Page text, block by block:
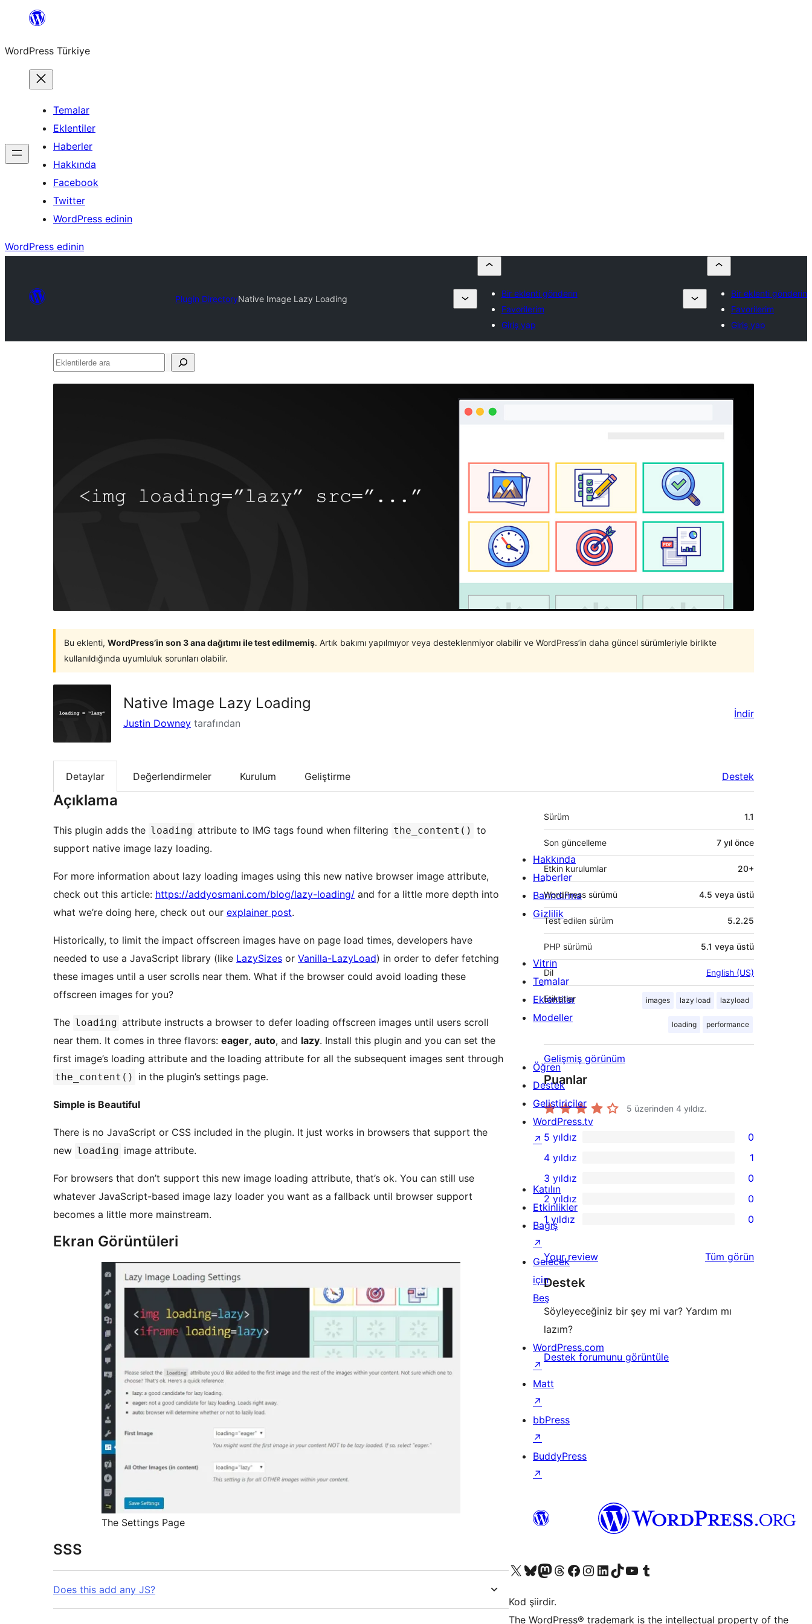
İçeriğe
WordPress Türkiye
Temalar
Eklentiler
Haberler
Hakkında
Facebook
Twitter
WordPress edinin
WordPress edinin
Plugin DirectoryNative Image Lazy Loading
Bir eklenti gönderin
Favorilerim
Giriş yap
Bir eklenti gönderin
Favorilerim
Giriş yap
Eklentilerde
Bu eklenti, WordPress’in son 3 ana dağıtımı ile test edilmemiş. Artık bakımı yapılmıyor veya desteklenmiyor olabilir ve WordPress’in daha güncel sürümleriyle birlikte
kullanıldığında uyumluluk sorunları olabilir.
Native Image Lazy Loading
Justin Downey tarafından
İndir
Detaylar Değerlendirmeler Kurulum Geliştirme Destek
Açıklama
This plugin adds the loading attribute to IMG tags found when filtering the_content() to
support native image lazy loading.
For more information about lazy loading images using this new native browser image attribute,
check out this article: https://addyosmani.com/blog/lazy-loading/ and for a little more depth into
what we’re doing here, check out our explainer post.
Historically, to limit the impact offscreen images have on page load times, developers have
needed to use a JavaScript library (like LazySizes or Vanilla-LazyLoad) in order to defer fetching
these images until a user scrolls near them. What if the browser could avoid loading these
offscreen images for you?
The loading attribute instructs a browser to defer loading offscreen images until users scroll
near them. It comes in three flavors: eager, auto, and lazy. Install this plugin and you can set the
first image’s loading attribute and the loading attribute for all the subsequent images sent through
the_content() in the plugin’s settings page.
Simple is Beautiful
There is no JavaScript or CSS included in the plugin. It just works in browsers that support the
new loading image attribute.
For browsers that don’t support this new image loading attribute, that’s ok. You can still use
whatever JavaScript-based image lazy loader you want as a fallback until browser support
becomes a little more mainstream.
Ekran Görüntüleri
The Settings Page
SSS
Does this add any JS?
Meta
Sürüm 1.1
Son güncelleme 7 yıl önce
Etkin kurulumlar 20+
WordPress sürümü 4.5 veya üstü
Test edilen sürüm 5.2.25
PHP sürümü 5.1 veya üstü
Dil English (US)
Etiketler images lazy load lazyload
loading performance
Gelişmiş görünüm
Puanlar
5 üzerinden 4 yıldız.
0
5
yıldızlı
inceleme
5 yıldız 0
4
yıldızlı
inceleme
4 yıldız 1
0
3
yıldızlı
3 yıldız 0
0
2
inceleme
2 yıldız 0
0
yıldızlı
inceleme
1 yıldız 0
Your review Tüm değerlendirmeleri
görün
Destek
Söyleyeceğiniz bir şey mi var? Yardım mı
lazım?
Destek forumunu görüntüle
Hakkında
Haberler
Barındırma
Gizlilik
Vitrin
Temalar
Eklentiler
Modeller
Öğren
Destek
Geliştiriciler
WordPress.tv
↗
Katılın
Etkinlikler
Bağış
↗
Gelecek
için
Beş
WordPress.com
↗
Matt
↗
bbPress
↗
BuddyPress
↗
X (eski Twitter) hesabımıza bakın
Bluesky hesabımızı ziyaret edinMastodon hesabımızı ziyaret edinThreads hesabımızı ziyaret edinFacebook sayfamızı ziyaret edinInstagram hesabımızı ziyaret edinLinkedIn hesabımızı ziyaret edinTikTok hesabımızı ziyaret edinYouTube kanalımızı ziyaret edinTumblr hesabımızı ziyaret edin
Kod şiirdir.
The WordPress® trademark is the intellectual property of the